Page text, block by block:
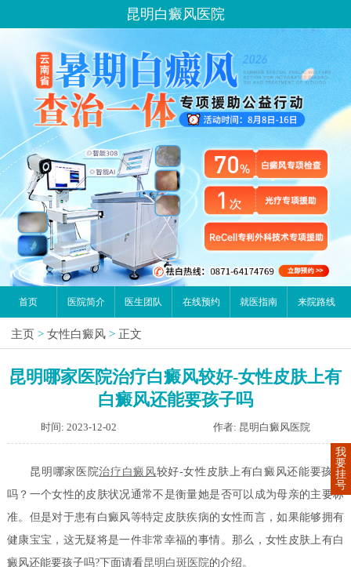
昆明白癜风医院
首页 医院简介 医生团队 在线预约 就医指南 来院路线
主页 > 女性白癜风 > 正文
昆明哪家医院治疗白癜风较好-女性皮肤上有
白癜风还能要孩子吗
时间: 2023-12-02 作者: 昆明白癜风医院
昆明哪家医院治疗白癜风较好-女性皮肤上有白癜风还能要孩子
吗？一个女性的皮肤状况通常不是衡量她是否可以成为母亲的主要标
准。但是对于患有白癜风等特定皮肤疾病的女性而言，如果能够拥有
健康宝宝，这无疑将是一件非常幸福的事情。那么，女性皮肤上有白
癜风还能要孩子吗?下面请看昆明白斑医院的介绍。
我
要
挂
号